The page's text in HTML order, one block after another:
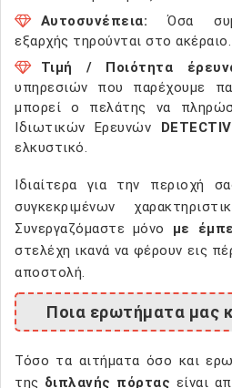
Αυτοσυνέπεια: Όσα
εξαρχής τηρούνται στο ακέραιο.
Τιμή / Ποιότητα
υπηρεσιών που παρέχουμε
μπορεί ο πελάτης να
Ιδιωτικών Ερευνών
ελκυστικό.
Ιδιαίτερα για την περιοχή
συγκεκριμένων
Συνεργαζόμαστε μόνο με
στελέχη ικανά να φέρουν εις
αποστολή.
Ποια ερωτήματα μας
Τόσο τα αιτήματα όσο και
της διπλανής πόρτας είναι